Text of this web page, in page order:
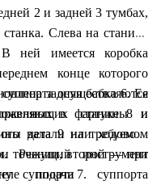
2 и задней 3 тумбах,
Слева на станине
ней имеется коробка
конце которого
задняя бабка 6. Ее
станины и
детали на требуемом
Режущий инструмент
суппорта 7.
осуществляются
в фартуке 8 и
вала 9 или ходового
точении, второй — при
подачи суппорта